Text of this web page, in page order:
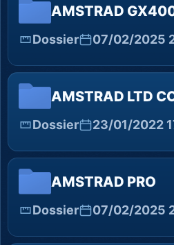
AMSTRAD
Dossier 07/02/2025
AMSTRAD LTD
Dossier 23/01/2022
AMSTRAD PRO
Dossier 07/02/2025